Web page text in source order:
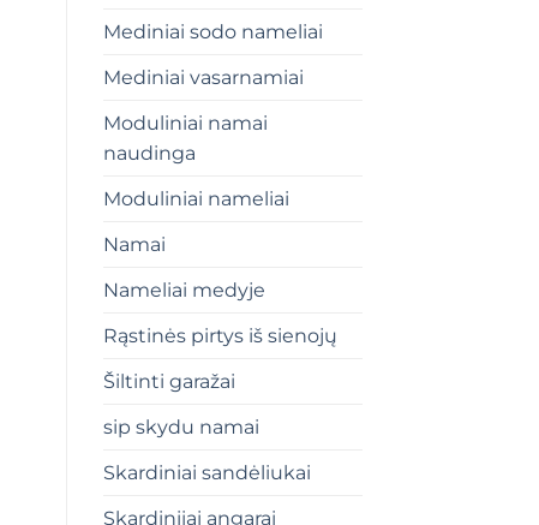
Mediniai sodo nameliai
Mediniai vasarnamiai
Moduliniai namai
naudinga
Moduliniai nameliai
Namai
Nameliai medyje
Rąstinės pirtys iš sienojų
Šiltinti garažai
sip skydu namai
Skardiniai sandėliukai
Skardiniiai angarai